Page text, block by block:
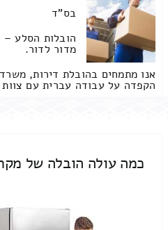
בס"ד
הובלות הסלע
מדור לדור.
אנו מתמחים בהובלת דירות,
הקפדה על עבודה עברית עם
כמה עולה הובלה של